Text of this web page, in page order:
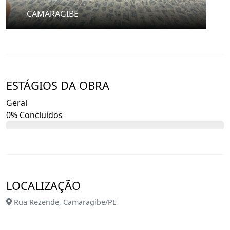
CAMARAGIBE
ESTÁGIOS DA OBRA
Geral
0% Concluídos
LOCALIZAÇÃO
Rua Rezende, Camaragibe/PE